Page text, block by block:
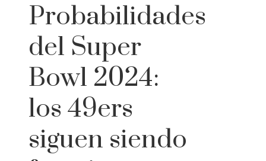
Probabilidades
del Super
Bowl 2024:
los 49ers
siguen siendo